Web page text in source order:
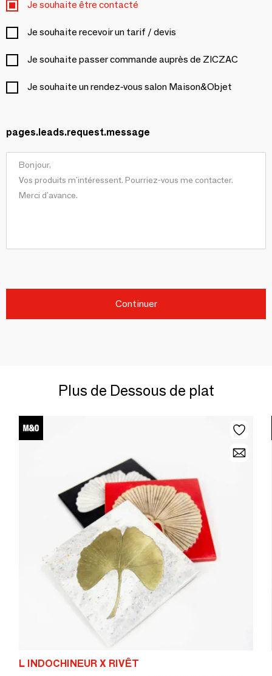
Je souhaite être contacté
Je souhaite recevoir un tarif / devis
Je souhaite passer commande auprès de ZICZAC
Je souhaite un rendez-vous salon Maison&Objet
pages.leads.request.message
Continuer
Plus de Dessous de plat
L INDOCHINEUR X RIVÊT